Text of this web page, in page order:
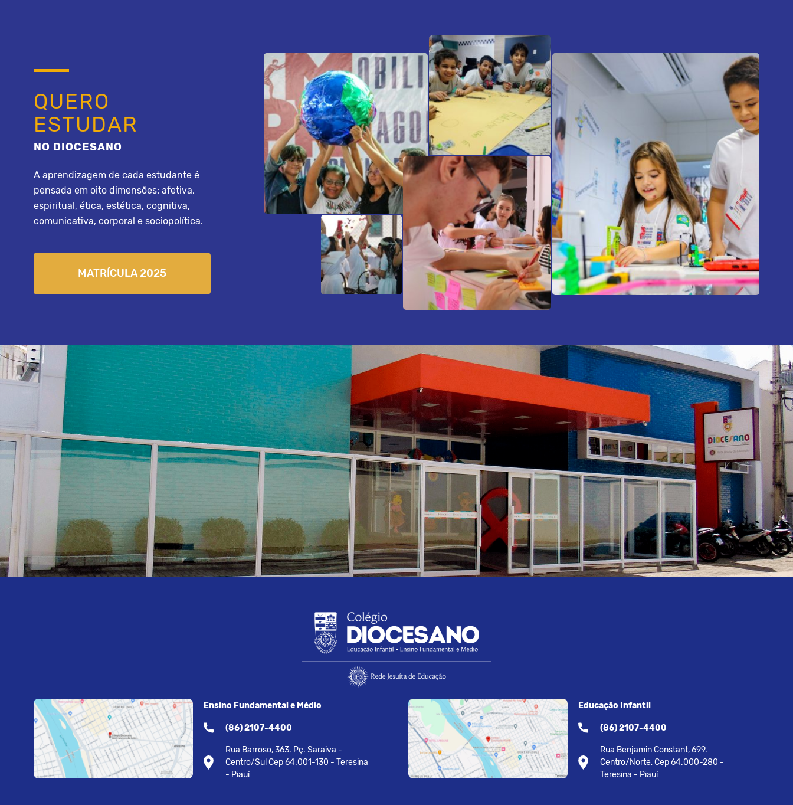
QUERO
ESTUDAR
NO DIOCESANO
A aprendizagem de cada estudante é
pensada em oito dimensões: afetiva,
espiritual, ética, estética, cognitiva,
comunicativa, corporal e sociopolítica.
MATRÍCULA 2025
Ensino Fundamental e Médio
(86) 2107-4400
Rua Barroso, 363. Pç. Saraiva -
Centro/Sul Cep 64.001-130 - Teresina
- Piauí
Educação Infantil
(86) 2107-4400
Rua Benjamin Constant, 699.
Centro/Norte, Cep 64.000-280 -
Teresina - Piauí